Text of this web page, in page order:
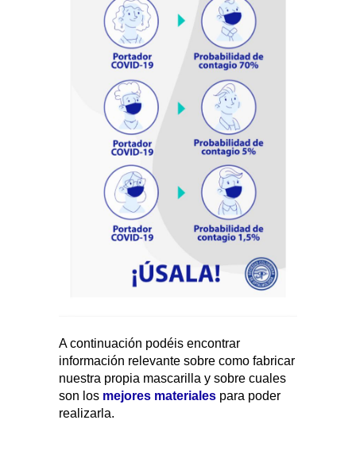
A continuación podéis encontrar
información relevante sobre como fabricar
nuestra propia mascarilla y sobre cuales
son los mejores materiales para poder
realizarla.